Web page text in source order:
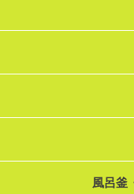
風呂釜